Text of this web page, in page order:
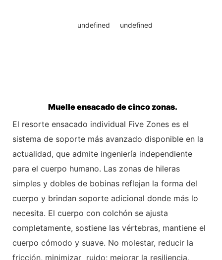
Muelle ensacado de cinco zonas.
El resorte ensacado individual Five Zones es el
sistema de soporte más avanzado disponible en la
actualidad, que admite ingeniería independiente
para el cuerpo humano. Las zonas de hileras
simples y dobles de bobinas reflejan la forma del
cuerpo y brindan soporte adicional donde más lo
necesita. El cuerpo con colchón se ajusta
completamente, sostiene las vértebras, mantiene el
cuerpo cómodo y suave. No molestar, reducir la
fricción, minimizar ruido; mejorar la resiliencia,